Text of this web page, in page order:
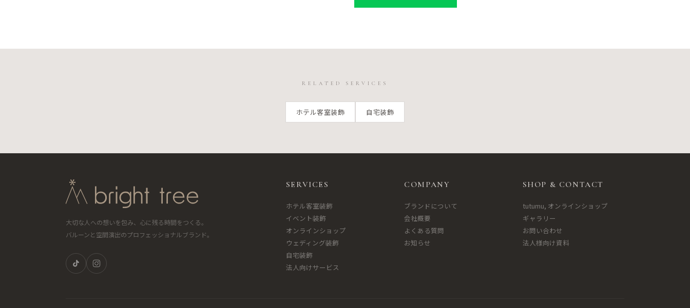
RELATED SERVICES
ホテル客室装飾 自宅装飾
大切な人への想いを包み、心に残る時間をつくる。
バルーンと空間演出のプロフェッショナルブランド。
SERVICES
ホテル客室装飾
イベント装飾
オンラインショップ
ウェディング装飾
自宅装飾
法人向けサービス
COMPANY
ブランドについて
会社概要
よくある質問
お知らせ
SHOP & CONTACT
tutumu, オンラインショップ
ギャラリー
お問い合わせ
法人様向け資料